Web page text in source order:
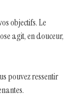
objectifs. Le
agit, en douceur,
pouvez ressentir